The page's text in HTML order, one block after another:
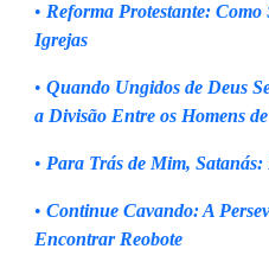
• Reforma Protestante:
Igrejas
• Quando Ungidos de Deus
a Divisão Entre os Homens
• Para Trás de Mim,
• Continue Cavando: A
Encontrar Reobote